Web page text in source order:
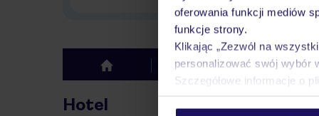
oferowania funkcji mediów
funkcje strony.
Klikając „Zezwól na
personalizować swój wybór
Szczegółowe informacje o
top Hotel Opinie
Hotel